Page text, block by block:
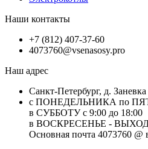
Наши контакты
+7 (812) 407-37-60
4073760@vsenasosy.pro
Наш адрес
Санкт-Петербург, д.
с ПОНЕДЕЛЬНИКА по
в СУББОТУ с 9:00 до 18:00
в ВОСКРЕСЕНЬЕ -
Основная почта 4073760 @